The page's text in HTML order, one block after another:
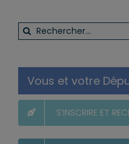
Rechercher:
Vous et votre
S’INSCRIRE ET